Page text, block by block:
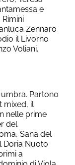
e
Zennaro
il Livorno
Voliani,
Partono
mixed, il
nelle prime
del
Sana del
Doria Nuoto
a